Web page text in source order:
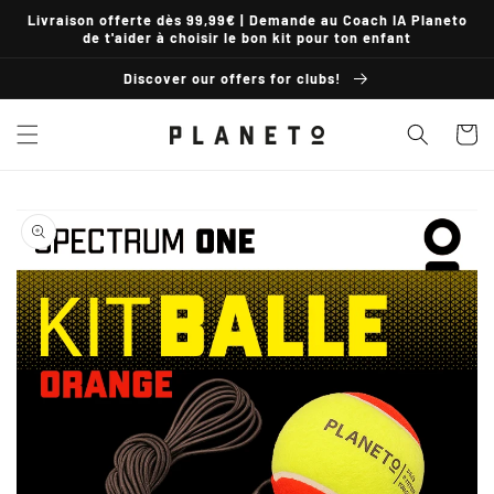
Skip to
content
Livraison offerte dès 99,99€ | Demande au Coach IA Planeto
de t'aider à choisir le bon kit pour ton enfant
Discover our offers for clubs!
Basket
Skip to
product
information